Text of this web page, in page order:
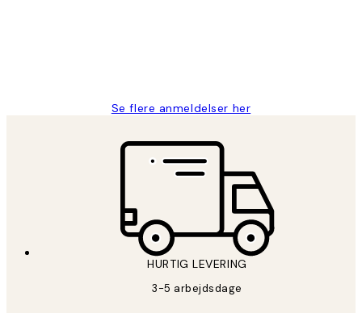
Se flere anmeldelser her
HURTIG LEVERING
3-5 arbejdsdage